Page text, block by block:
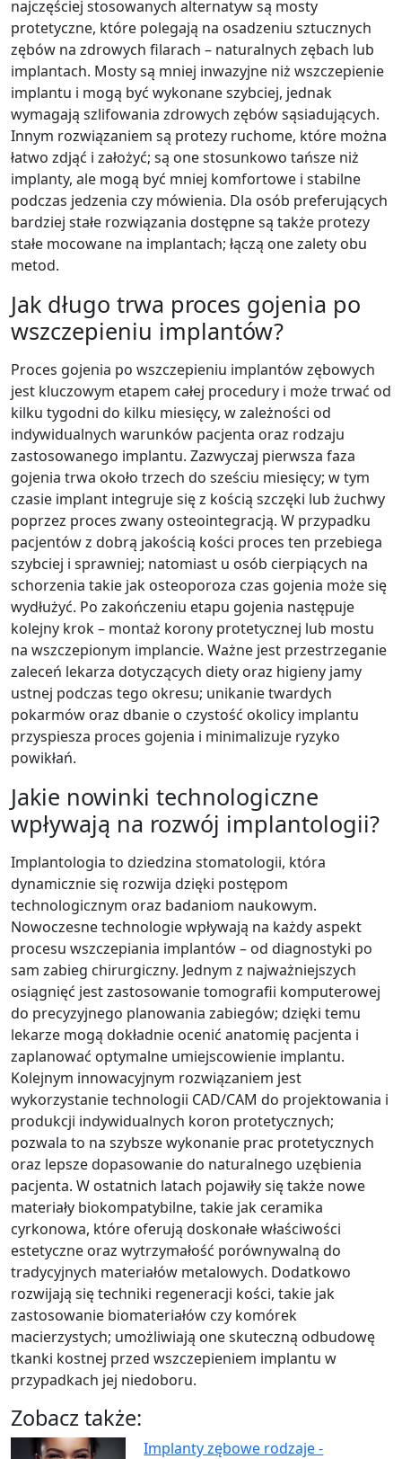
najczęściej stosowanych alternatyw są mosty
protetyczne, które polegają na osadzeniu sztucznych
zębów na zdrowych filarach – naturalnych zębach lub
implantach. Mosty są mniej inwazyjne niż wszczepienie
implantu i mogą być wykonane szybciej, jednak
wymagają szlifowania zdrowych zębów sąsiadujących.
Innym rozwiązaniem są protezy ruchome, które można
łatwo zdjąć i założyć; są one stosunkowo tańsze niż
implanty, ale mogą być mniej komfortowe i stabilne
podczas jedzenia czy mówienia. Dla osób preferujących
bardziej stałe rozwiązania dostępne są także protezy
stałe mocowane na implantach; łączą one zalety obu
metod.
Jak długo trwa proces gojenia po
wszczepieniu implantów?
Proces gojenia po wszczepieniu implantów zębowych
jest kluczowym etapem całej procedury i może trwać od
kilku tygodni do kilku miesięcy, w zależności od
indywidualnych warunków pacjenta oraz rodzaju
zastosowanego implantu. Zazwyczaj pierwsza faza
gojenia trwa około trzech do sześciu miesięcy; w tym
czasie implant integruje się z kością szczęki lub żuchwy
poprzez proces zwany osteointegracją. W przypadku
pacjentów z dobrą jakością kości proces ten przebiega
szybciej i sprawniej; natomiast u osób cierpiących na
schorzenia takie jak osteoporoza czas gojenia może się
wydłużyć. Po zakończeniu etapu gojenia następuje
kolejny krok – montaż korony protetycznej lub mostu
na wszczepionym implancie. Ważne jest przestrzeganie
zaleceń lekarza dotyczących diety oraz higieny jamy
ustnej podczas tego okresu; unikanie twardych
pokarmów oraz dbanie o czystość okolicy implantu
przyspiesza proces gojenia i minimalizuje ryzyko
powikłań.
Jakie nowinki technologiczne
wpływają na rozwój implantologii?
Implantologia to dziedzina stomatologii, która
dynamicznie się rozwija dzięki postępom
technologicznym oraz badaniom naukowym.
Nowoczesne technologie wpływają na każdy aspekt
procesu wszczepiania implantów – od diagnostyki po
sam zabieg chirurgiczny. Jednym z najważniejszych
osiągnięć jest zastosowanie tomografii komputerowej
do precyzyjnego planowania zabiegów; dzięki temu
lekarze mogą dokładnie ocenić anatomię pacjenta i
zaplanować optymalne umiejscowienie implantu.
Kolejnym innowacyjnym rozwiązaniem jest
wykorzystanie technologii CAD/CAM do projektowania i
produkcji indywidualnych koron protetycznych;
pozwala to na szybsze wykonanie prac protetycznych
oraz lepsze dopasowanie do naturalnego uzębienia
pacjenta. W ostatnich latach pojawiły się także nowe
materiały biokompatybilne, takie jak ceramika
cyrkonowa, które oferują doskonałe właściwości
estetyczne oraz wytrzymałość porównywalną do
tradycyjnych materiałów metalowych. Dodatkowo
rozwijają się techniki regeneracji kości, takie jak
zastosowanie biomateriałów czy komórek
macierzystych; umożliwiają one skuteczną odbudowę
tkanki kostnej przed wszczepieniem implantu w
przypadkach jej niedoboru.
Zobacz także:
Implanty zębowe rodzaje -